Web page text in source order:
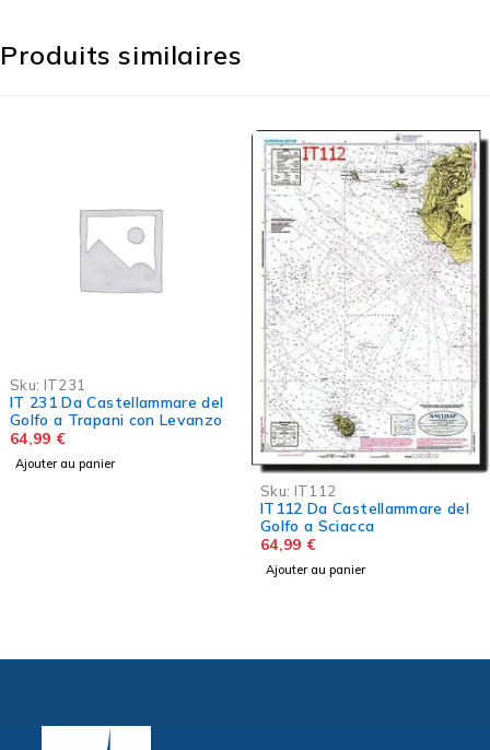
Produits similaires
Sku:IT232
IT 232 Da Trapani
con I.Grande,
Levanzo e
64,99€
Ajouter au panier